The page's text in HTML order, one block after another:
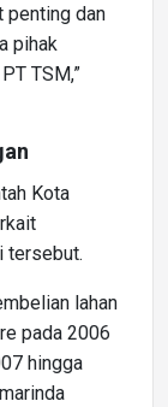
penting dan
pihak
TSM,”
Kota
tersebut.
lahan
pada 2006
hingga